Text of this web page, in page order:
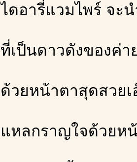
ไดอารี่แวมไพร์ จะ
ที่เป็นดาวดังของค่า
ด้วยหน้าตาสุดสวย
แหลกราญใจด้วยห